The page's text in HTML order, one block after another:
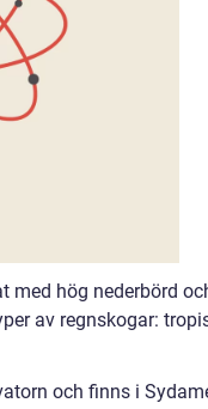
med hög nederbörd
av regnskogar:
och finns i